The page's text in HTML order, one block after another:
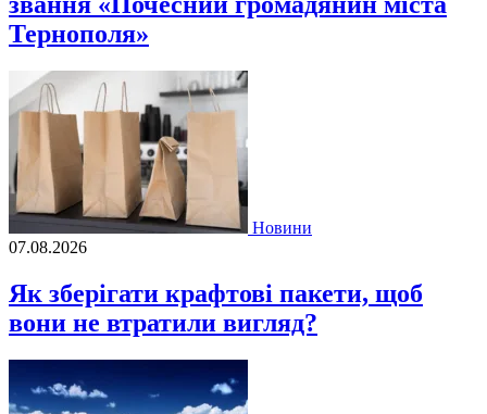
Тернополя»
Новини
07.08.2026
Як зберігати крафтові пакети, щоб
вони не втратили вигляд?